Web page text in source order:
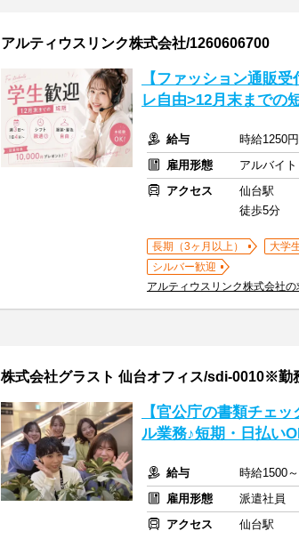
アルティウスリンク株式会社/1260606700
【ファッション通販
レ自由>12月末までの
給与
時給1250
雇用形態
アルバイ
アクセス
仙台駅
徒歩5分
長期（3ヶ月以上） 大学
シルバー歓迎
アルティウスリンク株式会社
株式会社グラスト 仙台オフィス/sdi-0010※勤
【官公庁の書類チェ
ル業務♪短期・日払い
給与
時給1500
雇用形態
派遣社員
アクセス
仙台駅